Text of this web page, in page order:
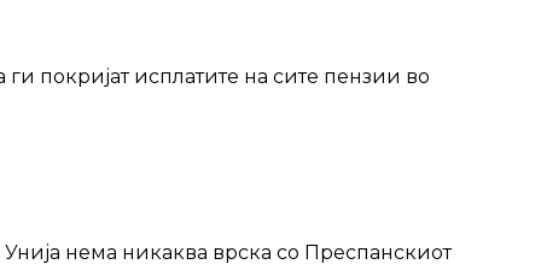
покријат исплатите на сите пензии во
нема никаква врска со Преспанскиот